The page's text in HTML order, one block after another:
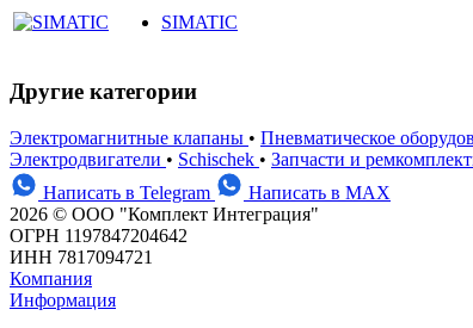
SIMATIC
Другие категории
Электромагнитные клапаны • Пневматическое
Электродвигатели • Schischek • Запчасти и
Написать в Telegram
Написать в MAX
2026 © ООО "Комплект Интеграция"
ОГРН 1197847204642
ИНН 7817094721
Компания
Информация